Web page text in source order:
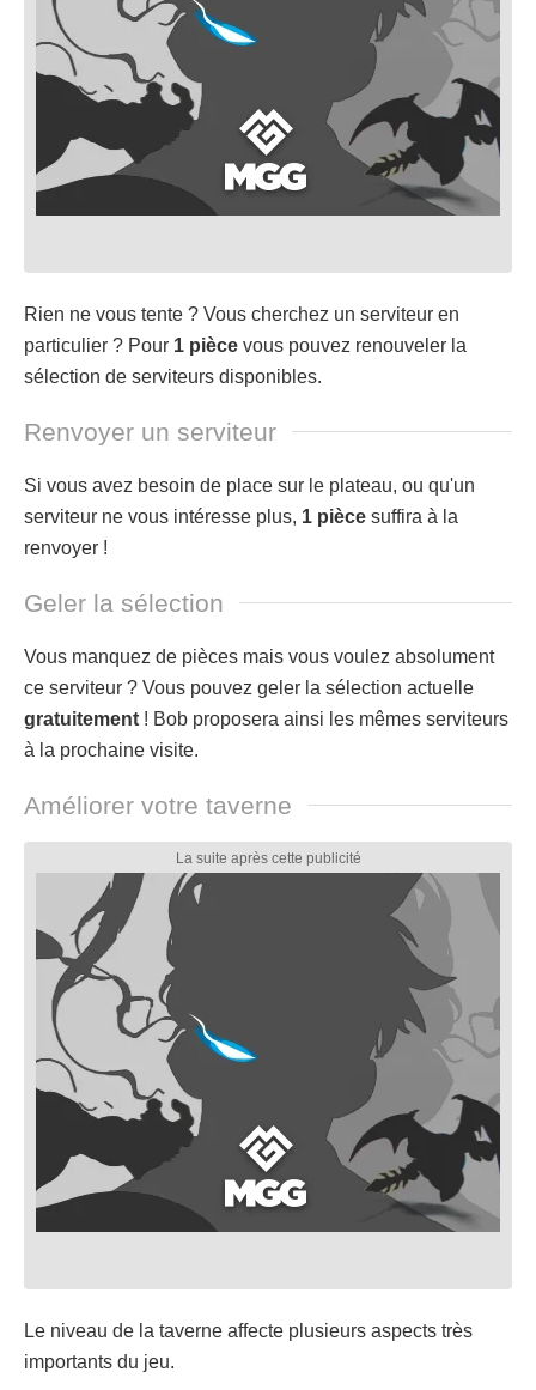
Rien ne vous tente ? Vous cherchez un serviteur en
particulier ? Pour 1 pièce vous pouvez renouveler la
sélection de serviteurs disponibles.
Renvoyer un serviteur
Si vous avez besoin de place sur le plateau, ou qu'un
serviteur ne vous intéresse plus, 1 pièce suffira à la
renvoyer !
Geler la sélection
Vous manquez de pièces mais vous voulez absolument
ce serviteur ? Vous pouvez geler la sélection actuelle
gratuitement ! Bob proposera ainsi les mêmes serviteurs
à la prochaine visite.
Améliorer votre taverne
Le niveau de la taverne affecte plusieurs aspects très
importants du jeu.